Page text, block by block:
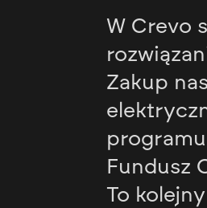
W Crevo
Zakup
programu
Fundusz
To